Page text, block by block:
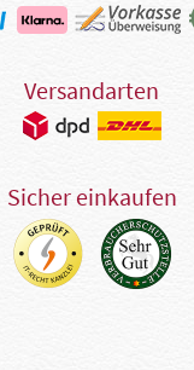
Versandarten
Sicher einkaufen